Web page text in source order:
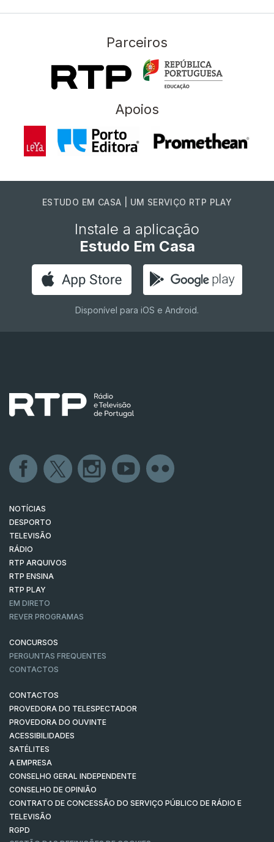
Parceiros
Apoios
ESTUDO EM CASA | UM SERVIÇO RTP PLAY
Instale a aplicação
Estudo Em Casa
Disponível para iOS e Android.
NOTÍCIAS
DESPORTO
TELEVISÃO
RÁDIO
RTP ARQUIVOS
RTP ENSINA
RTP PLAY
EM DIRETO
REVER PROGRAMAS
CONCURSOS
PERGUNTAS FREQUENTES
CONTACTOS
CONTACTOS
PROVEDORA DO TELESPECTADOR
PROVEDORA DO OUVINTE
ACESSIBILIDADES
SATÉLITES
A EMPRESA
CONSELHO GERAL INDEPENDENTE
CONSELHO DE OPINIÃO
CONTRATO DE CONCESSÃO DO SERVIÇO PÚBLICO DE RÁDIO E
TELEVISÃO
RGPD